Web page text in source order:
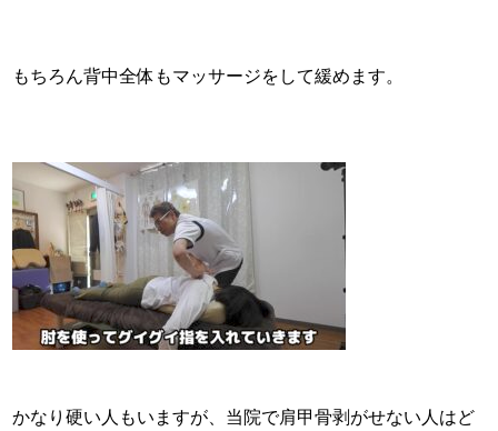
もちろん背中全体もマッサージをして緩めます。
かなり硬い人もいますが、当院で肩甲骨剥がせない人はど